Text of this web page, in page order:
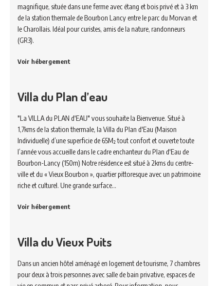
magnifique, située dans une ferme avec étang et bois privé et à 3 km
de la station thermale de Bourbon Lancy entre le parc du Morvan et
le Charollais. Idéal pour curistes, amis de la nature, randonneurs
(GR3).
Voir hébergement
Villa du Plan d’eau
"La VILLA du PLAN d'EAU" vous souhaite la Bienvenue. Situé à
1,7kms de la station thermale, la Villa du Plan d'Eau (Maison
Individuelle) d’une superficie de 65M² tout confort et ouverte toute
l’année vous accueille dans le cadre enchanteur du Plan d'Eau de
Bourbon-Lancy (150m) Notre résidence est situé à 2kms du centre-
ville et du « Vieux Bourbon », quartier pittoresque avec un patrimoine
riche et culturel. Une grande surface…
Voir hébergement
Villa du Vieux Puits
Dans un ancien hôtel aménagé en logement de tourisme, 7 chambres
pour deux à trois personnes avec salle de bain privative, espaces de